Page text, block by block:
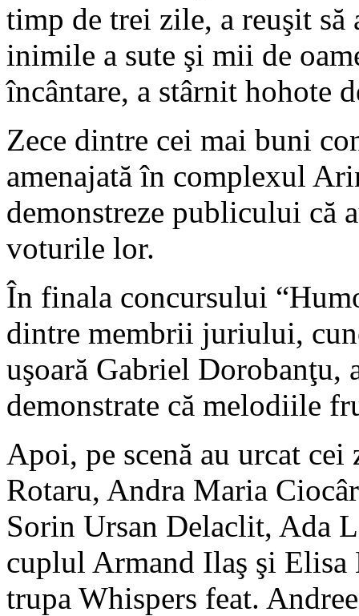
timp de trei zile, a reuşit să
inimile a sute şi mii de
încântare, a stârnit hohote
Zece dintre cei mai buni
amenajată în complexul
demonstreze publicului că
voturile lor.
În finala concursului
dintre membrii juriului,
uşoară Gabriel Dorobanţu,
demonstrate că melodiile
Apoi, pe scenă au urcat
Rotaru, Andra Maria
Sorin Ursan Delaclit, Ada
cuplul Armand Ilaş şi Elisa
trupa Whispers feat.